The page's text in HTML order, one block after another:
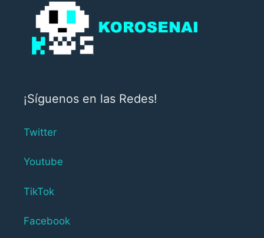
¡Síguenos en las Redes!
Twitter
Youtube
TikTok
Facebook